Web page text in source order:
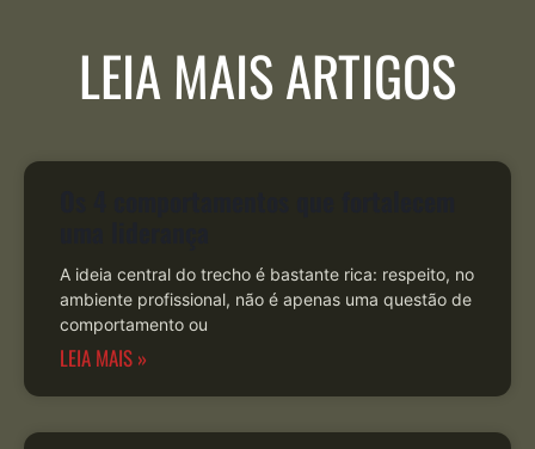
LEIA MAIS ARTIGOS
A ideia central do trecho é bastante rica: respeito, no
ambiente profissional, não é apenas uma questão de
comportamento ou
LEIA MAIS »